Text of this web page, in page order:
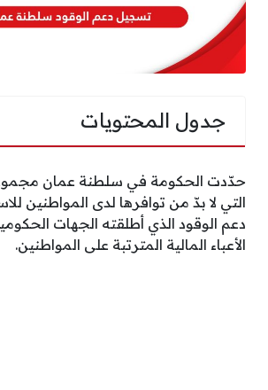
جدول المحتويات
حدّدت الحكومة في سلطنة عمان
التي لا بدّ من توافرها لدى المواطنين
دعم الوقود الذي أطلقته الجهات
الأعباء المالية المترتبة على المواطنين.